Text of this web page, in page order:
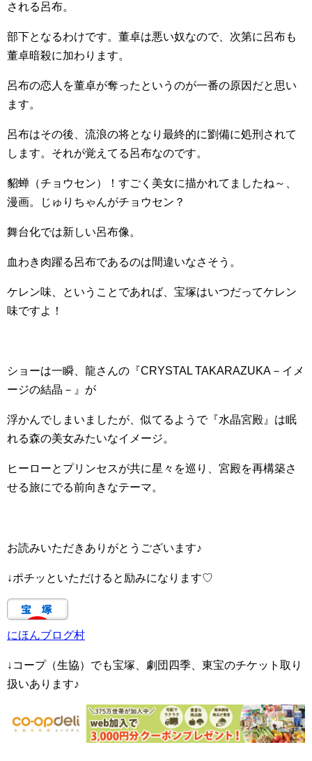
される呂布。
部下となるわけです。董卓は悪い奴なので、次第に呂布も
董卓暗殺に加わります。
呂布の恋人を董卓が奪ったというのが一番の原因だと思い
ます。
呂布はその後、流浪の将となり最終的に劉備に処刑されて
します。それが覚えてる呂布なのです。
貂蝉（チョウセン）！すごく美女に描かれてましたね～、
漫画。じゅりちゃんがチョウセン？
舞台化では新しい呂布像。
血わき肉躍る呂布であるのは間違いなさそう。
ケレン味、ということであれば、宝塚はいつだってケレン
味ですよ！
ショーは一瞬、龍さんの『CRYSTAL TAKARAZUKA－イメ
ージの結晶－』が
浮かんでしまいましたが、似てるようで『水晶宮殿』は眠
れる森の美女みたいなイメージ。
ヒーローとプリンセスが共に星々を巡り、宮殿を再構築さ
せる旅にでる前向きなテーマ。
お読みいただきありがとうございます♪
↓ポチッといただけると励みになります♡
にほんブログ村
↓コープ（生協）でも宝塚、劇団四季、東宝のチケット取り
扱いあります♪